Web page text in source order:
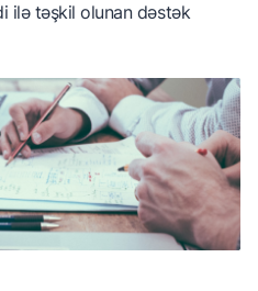
ilə təşkil olunan dəstək